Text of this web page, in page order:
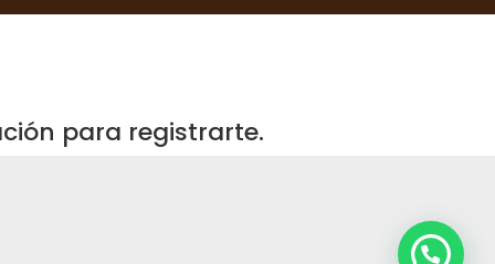
para registrarte.